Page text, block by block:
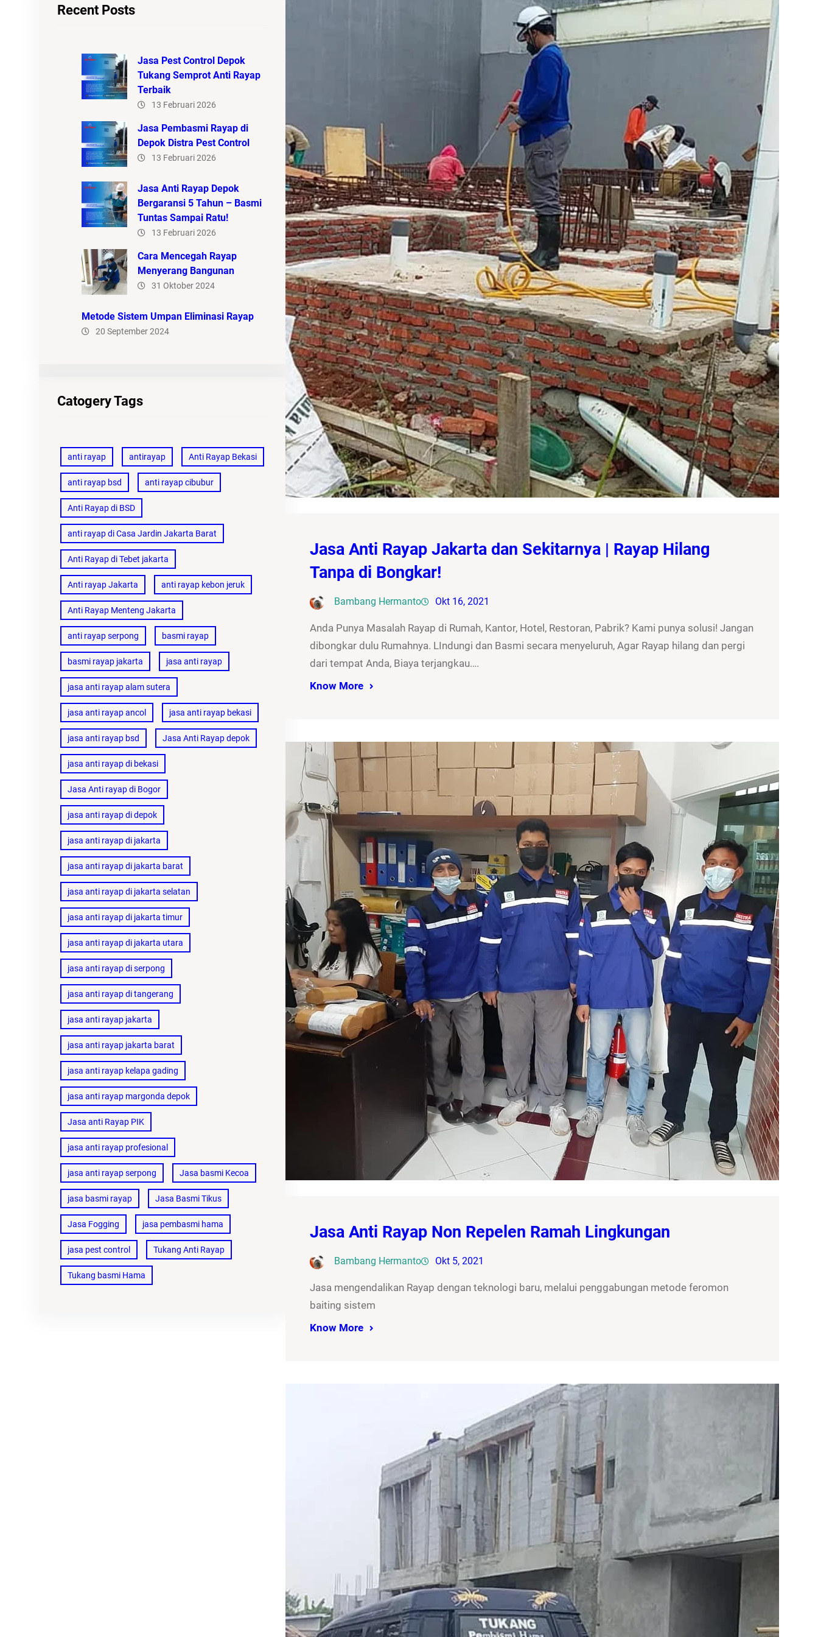
Recent Posts
Jasa Pest Control Depok
Tukang Semprot Anti Rayap
Terbaik
13 Februari 2026
Jasa Pembasmi Rayap di
Depok Distra Pest Control
13 Februari 2026
Jasa Anti Rayap Depok
Bergaransi 5 Tahun – Basmi
Tuntas Sampai Ratu!
13 Februari 2026
Cara Mencegah Rayap
Menyerang Bangunan
31 Oktober 2024
Metode Sistem Umpan Eliminasi Rayap
20 September 2024
Catogery Tags
anti rayap antirayap Anti Rayap Bekasi
anti rayap bsd anti rayap cibubur
Anti Rayap di BSD
anti rayap di Casa Jardin Jakarta Barat
Anti Rayap di Tebet jakarta
Anti rayap Jakarta anti rayap kebon jeruk
Anti Rayap Menteng Jakarta
anti rayap serpong basmi rayap
basmi rayap jakarta jasa anti rayap
jasa anti rayap alam sutera
jasa anti rayap ancol jasa anti rayap bekasi
jasa anti rayap bsd Jasa Anti Rayap depok
jasa anti rayap di bekasi
Jasa Anti rayap di Bogor
jasa anti rayap di depok
jasa anti rayap di jakarta
jasa anti rayap di jakarta barat
jasa anti rayap di jakarta selatan
jasa anti rayap di jakarta timur
jasa anti rayap di jakarta utara
jasa anti rayap di serpong
jasa anti rayap di tangerang
jasa anti rayap jakarta
jasa anti rayap jakarta barat
jasa anti rayap kelapa gading
jasa anti rayap margonda depok
Jasa anti Rayap PIK
jasa anti rayap profesional
jasa anti rayap serpong Jasa basmi Kecoa
jasa basmi rayap Jasa Basmi Tikus
Jasa Fogging jasa pembasmi hama
jasa pest control Tukang Anti Rayap
Tukang basmi Hama
Jasa Anti Rayap Jakarta dan Sekitarnya | Rayap Hilang
Tanpa di Bongkar!
Bambang Hermanto Okt 16, 2021
Anda Punya Masalah Rayap di Rumah, Kantor, Hotel, Restoran, Pabrik? Kami punya solusi! Jangan
dibongkar dulu Rumahnya. LIndungi dan Basmi secara menyeluruh, Agar Rayap hilang dan pergi
dari tempat Anda, Biaya terjangkau….
Know More
Jasa Anti Rayap Non Repelen Ramah Lingkungan
Bambang Hermanto Okt 5, 2021
Jasa mengendalikan Rayap dengan teknologi baru, melalui penggabungan metode feromon
baiting sistem
Know More